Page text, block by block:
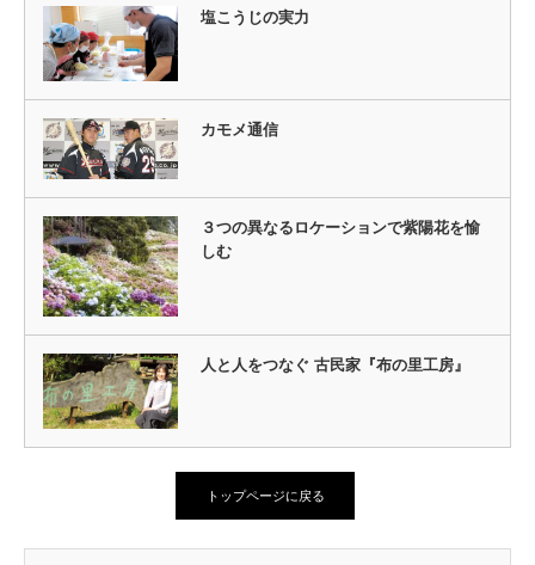
塩こうじの実力
カモメ通信
３つの異なるロケーションで紫陽花を愉
しむ
人と人をつなぐ 古民家『布の里工房』
トップページに戻る